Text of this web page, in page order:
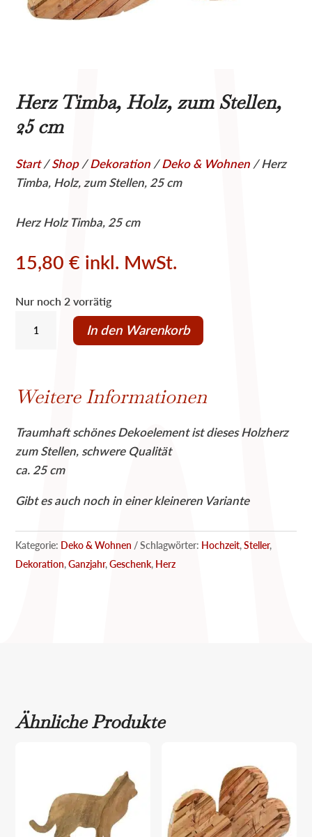
Herz Timba, Holz, zum Stellen,
25 cm
Start/Shop/Dekoration /Deko & Wohnen / Herz
Timba, Holz, zum Stellen, 25 cm
Herz Holz Timba, 25 cm
15,80€ inkl. MwSt.
Nur noch 2 vorrätig
Timba,
Stellen,
cm
Menge
In den Warenkorb
Weitere Informationen
Traumhaft schönes Dekoelement ist dieses Holzherz
zum Stellen, schwere Qualität
ca. 25 cm
Gibt es auch noch in einer kleineren Variante
Kategorie: Deko & Wohnen Schlagwörter: Hochzeit,Steller,
Dekoration,Ganzjahr,Geschenk, Herz
Ähnliche Produkte